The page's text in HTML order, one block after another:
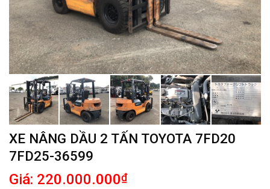
XE NÂNG DẦU 2 TẤN TOYOTA 7FD20
7FD25-36599
Giá: 220.000.000₫